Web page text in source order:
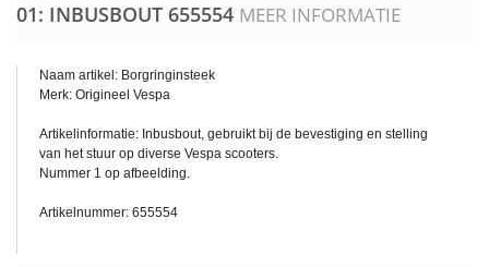
01: INBUSBOUT 655554 MEER INFORMATIE
Naam artikel: Borgringinsteek
Merk: Origineel Vespa
Artikelinformatie: Inbusbout, gebruikt bij de bevestiging en stelling
van het stuur op diverse Vespa scooters.
Nummer 1 op afbeelding.
Artikelnummer: 655554